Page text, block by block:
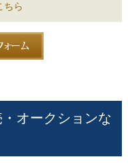
ちら
オークションな